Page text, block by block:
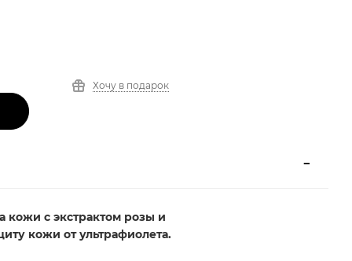
Хочу в подарок
кожи с экстрактом розы и
кожи от ультрафиолета.